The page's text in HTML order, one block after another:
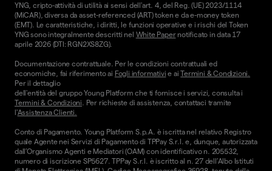
YNG, cripto-attività di utilità ai sensi dell'art. 4, del Reg. (UE) 2023/1114
(MiCAR), diversa da asset-referenced (ART) token e da e-money token
(EMT). Le caratteristiche, i diritti, le funzioni operative e i rischi del Token
YNG sono integralmente descritti nel White Papernotificato in data 17
aprile 2026 (DTI: RGN2XS8ZG).
Documentazione contrattuale. Per le condizioni contrattuali ed
economiche, fai riferimento ai Fogli informativi e aiTermini & Condizioni.
Per il dettaglio
dell'entità del gruppo Young Platform che ti fornisce i servizi, consulta i
Termini & Condizioni. Per richieste di assistenza, contattaci tramite
l'Assistenza Clienti.
Conto di Pagamento. Young Platform S.p.A. è iscritta nel relativo Registro
quale Agente nei Servizi di Pagamento di TPPay S.r.l. e, dunque, autorizzata
dall’Organismo Agenti e Mediatori (OAM) con identificativo n. 205532,
numero di iscrizione SP5627. TPPay S.r.l. è iscritto al n. 27 dell’Albo Istituti